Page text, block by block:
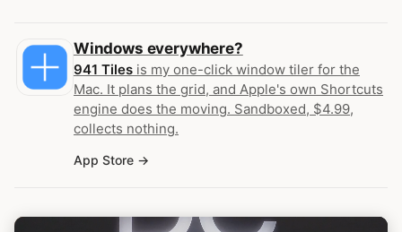
Windows everywhere?
941 Tiles is my one-click window tiler for the
Mac. It plans the grid, and Apple's own Shortcuts
engine does the moving. Sandboxed, $4.99,
collects nothing.
App Store